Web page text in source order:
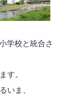
校と統合さ
。
ま、